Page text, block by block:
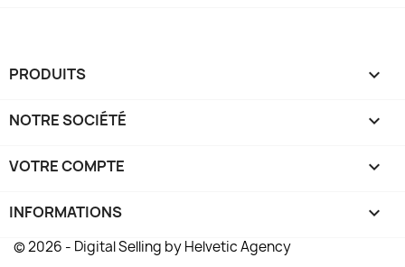
PRODUITS 
NOTRE SOCIÉTÉ 
VOTRE COMPTE 
INFORMATIONS keyboard_arrow_down
© 2026 - Digital Selling by Helvetic Agency